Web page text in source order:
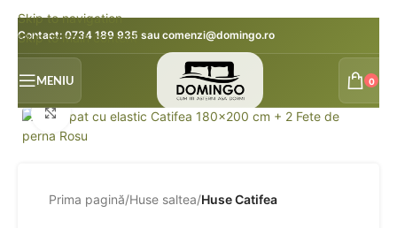
Skip to navigation
Skip to main content
Contact: 0734 189 935 sau comenzi@domingo.ro
MENIU 0
Faceți click pentru a mări
Prima pagină Huse saltea Huse Catifea